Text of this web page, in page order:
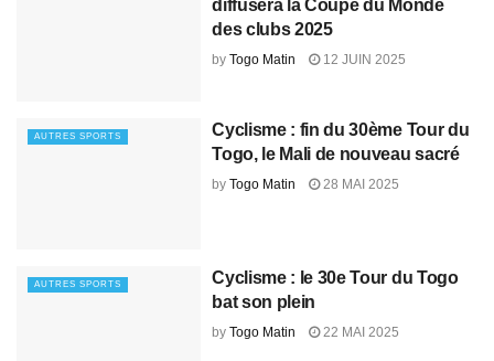
diffusera la Coupe du Monde
des clubs 2025
by Togo Matin 12 JUIN 2025
AUTRES SPORTS
Cyclisme : fin du 30ème Tour du
Togo, le Mali de nouveau sacré
by Togo Matin 28 MAI 2025
AUTRES SPORTS
Cyclisme : le 30e Tour du Togo
bat son plein
by Togo Matin 22 MAI 2025